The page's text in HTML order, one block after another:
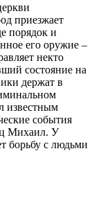
приезжает
порядок и
его оружие –
некто
состояние на
держат в
известным
события
Михаил. У
борьбу с людьми